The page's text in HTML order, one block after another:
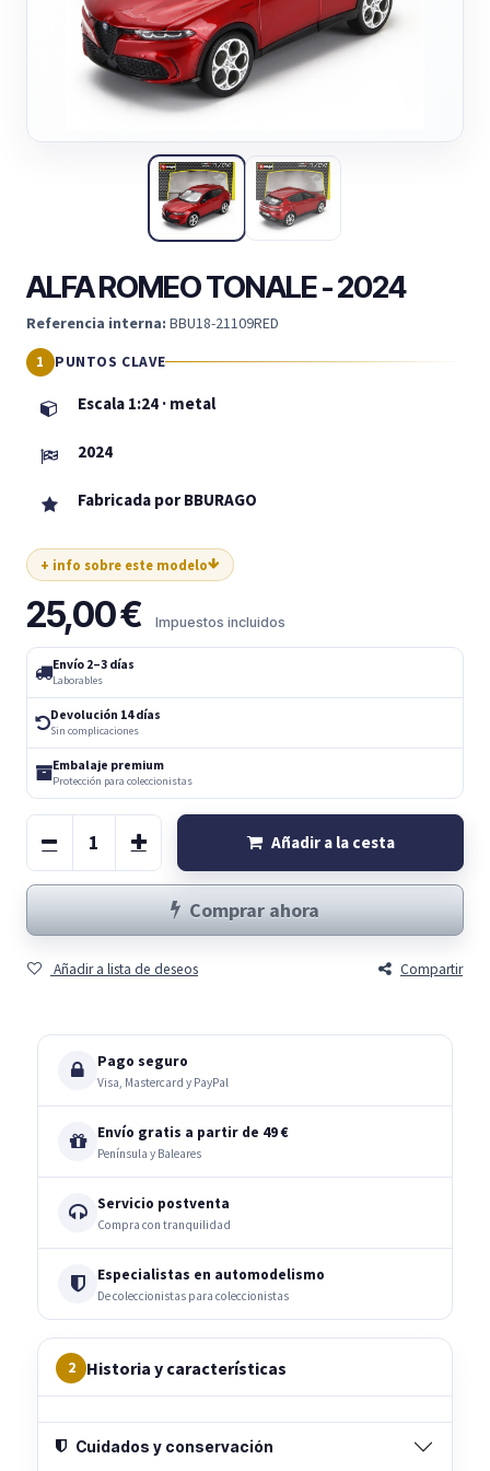
ALFA ROMEO TONALE - 2024
Referencia interna: BBU18-21109RED
PUNTOS CLAVE
Escala 1:24 · metal
2024
Fabricada por BBURAGO
+ info sobre este modelo
25,00€ Impuestos incluidos
Envío 2–3 días
Laborables
Devolución 14 días
Sin complicaciones
Embalaje premium
Protección para coleccionistas
Añadir a la cesta
Comprar ahora
Añadir a lista de deseos Compartir
Pago seguro
Visa, Mastercard y PayPal
Envío gratis a partir de 49 €
Península y Baleares
Servicio postventa
Compra con tranquilidad
Especialistas en automodelismo
De coleccionistas para coleccionistas
2 Historia y características
Cuidados y conservación